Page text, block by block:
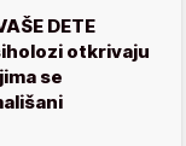
DETE
otkrivaju
se